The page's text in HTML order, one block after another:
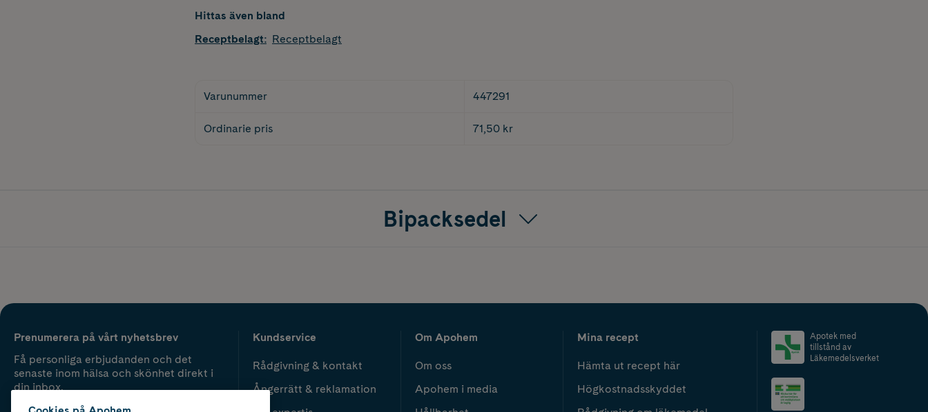
Hittas även bland
Receptbelagt: Receptbelagt
Varunummer 447291
Ordinarie pris 71,50 kr
Bipacksedel
Prenumerera på vårt nyhetsbrev
Få personliga erbjudanden och det
senaste inom hälsa och skönhet direkt i
din inbox.
Kundservice
Rådgivning & kontakt
Ångerrätt & reklamation
Om Apohem
Om oss
Apohem i media
Mina recept
Hämta ut recept här
Högkostnadsskyddet
Apotek med
tillstånd av
Läkemedelsverket